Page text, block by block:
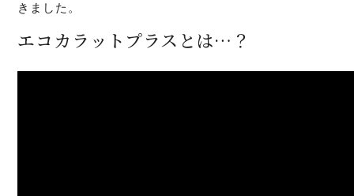
きました。
エコカラットプラスとは…？